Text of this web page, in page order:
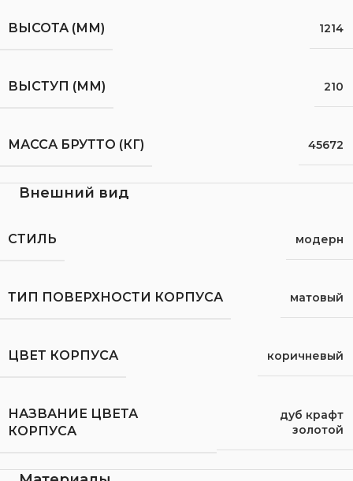
ВЫСОТА (ММ) 1214
ВЫСТУП (ММ) 210
МАССА БРУТТО (КГ) 45672
Внешний вид
СТИЛЬ модерн
ТИП ПОВЕРХНОСТИ КОРПУСА матовый
ЦВЕТ КОРПУСА коричневый
НАЗВАНИЕ ЦВЕТА
КОРПУСА
дуб крафт
золотой